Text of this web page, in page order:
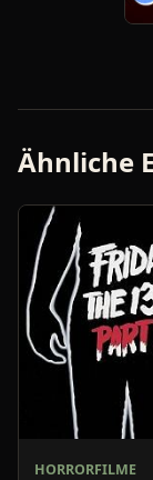
Ähnliche
HORRORFILME